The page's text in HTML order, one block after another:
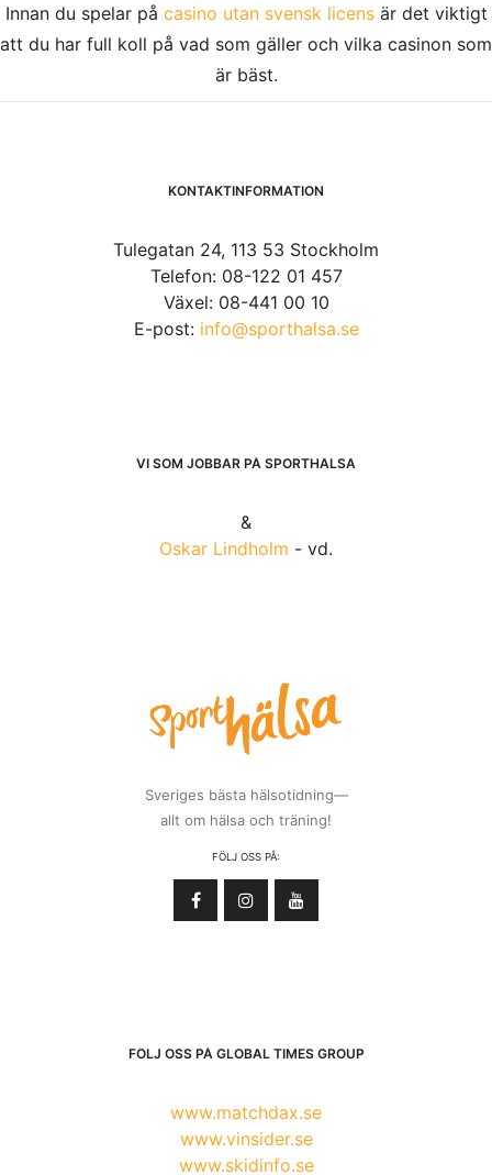
Innan du spelar på casino utan svensk licensär det viktigt
att du har full koll på vad som gäller och vilka casinon som
är bäst.
KONTAKTINFORMATION
Tulegatan 24, 113 53 Stockholm
Telefon: 08-122 01 457
Växel: 08-441 00 10
E-post: info@sporthalsa.se
VI SOM JOBBAR PÅ SPORTHÄLSA
&
Oskar Lindholm - vd.
Sveriges bästa hälsotidning—
allt om hälsa och träning!
FÖLJ OSS PÅ:
FÖLJ OSS PÅ GLOBAL TIMES GROUP
www.matchdax.se
www.vinsider.se
www.skidinfo.se